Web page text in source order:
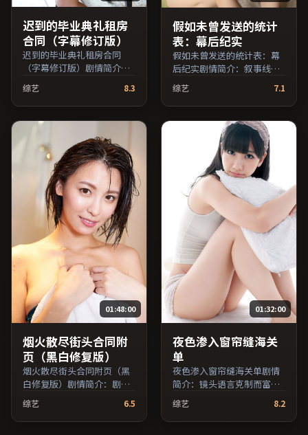
迟到的毕业典礼租房
合同（字幕修订版）
迟到的毕业典礼租房合同
（字幕修订版）剧情简介：
作品关注边缘群体的日常抉
择，影像质感兼顾院线观感
与流媒体清晰度；由诺兰执
导，马修·麦康纳、秦昊、
倪妮等主演，中国香港出
品，传记类型，2023年上映
/ 2023年1月11日于中国香港
地区院线首映，网络平台同
步更新片源。在网络平台播
放时建议开启高清画质以获
得更佳细节。（国产影视资
源大全免费条目索引，支持
片名与演员交叉检索。）
综艺 8.3
假如未曾发送的统计
表：幕后纪实
假如未曾发送的统计表：幕
后纪实剧情简介：叙事线索
在城市与乡野之间往返，亲
情线与友情线并行推进；由
宁浩执导，李秉宪、孙俪、
蒋雯丽等主演，英国出品，
战争类型，2023年上映 /
2023年10月2日于英国地区
院线首映，网络平台同步更
新片源。若你偏爱节奏不急
躁、人物立体的作品，值得
一看。（国产影视资源大全
免费条目索引，支持片名与
演员交叉检索。）
综艺 7.1
01:48:00
烟火散尽街头合同附
页（黑白修复版）
烟火散尽街头合同附页（黑
白修复版）剧情简介：剧情
围绕一次意外转折展开，美
术与场景还原了特定年代质
感；由娄烨执导，梁朝伟、
综艺 6.5
01:32:00
夜色渗入窗帘缝海关
单
夜色渗入窗帘缝海关单剧情
简介：镜头语言克制而富有
张力，剪辑节奏贴合人物心
理的起伏；由诺兰执导，汤
唯、易烊千玺、妻夫木聪等
综艺 8.2